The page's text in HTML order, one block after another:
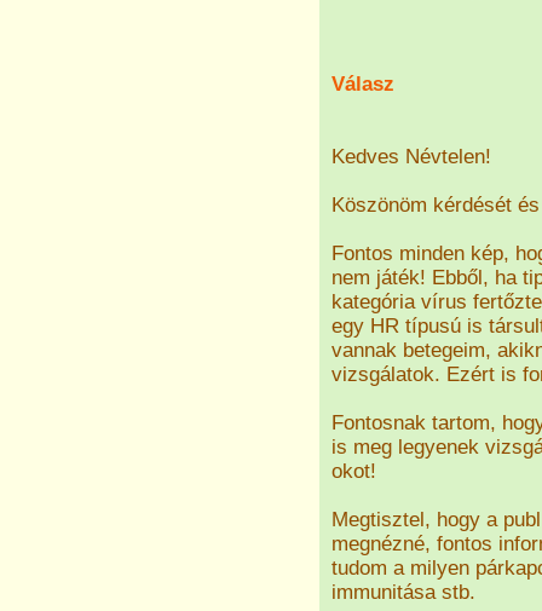
Válasz
Kedves Névtelen!
Köszönöm kérdését
Fontos minden kép,
nem játék! Ebből, ha
kategória vírus
egy HR típusú is
vannak betegeim,
vizsgálatok. Ezért is
Fontosnak tartom,
is meg legyenek
okot!
Megtisztel, hogy a
megnézné, fontos
tudom a milyen
immunitása stb.